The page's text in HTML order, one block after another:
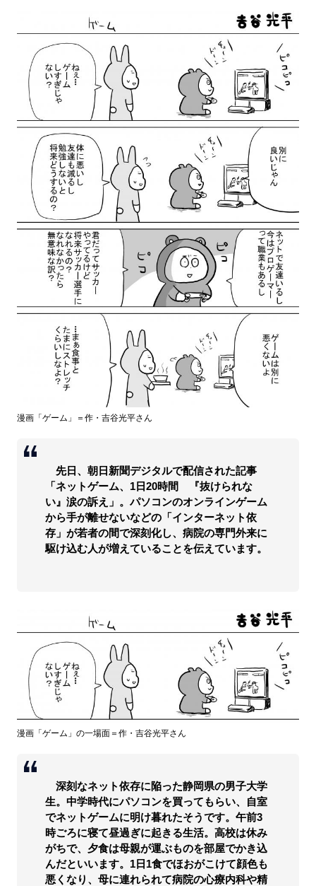
漫画「ゲーム」＝作・吉谷光平さん
先日、朝日新聞デジタルで配信された記事
「ネットゲーム、1日20時間 『抜けられな
い』涙の訴え」。パソコンのオンラインゲーム
から手が離せないなどの「インターネット依
存」が若者の間で深刻化し、病院の専門外来に
駆け込む人が増えていることを伝えています。
漫画「ゲーム」の一場面＝作・吉谷光平さん
深刻なネット依存に陥った静岡県の男子大学
生。中学時代にパソコンを買ってもらい、自室
でネットゲームに明け暮れたそうです。午前3
時ごろに寝て昼過ぎに起きる生活。高校は休み
がちで、夕食は母親が運ぶものを部屋でかき込
んだといいます。1日1食でほおがこけて顔色も
悪くなり、母に連れられて病院の心療内科や精